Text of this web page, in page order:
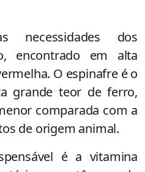
necessidades dos
encontrado em alta
O espinafre é o
grande teor de ferro,
comparada com a
de origem animal.
é a vitamina